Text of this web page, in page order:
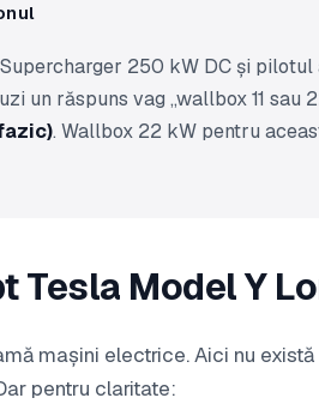
250 kW DC și
un răspuns vag „wallbox 11 sau
. Wallbox 22 kW pentru
Tesla Model Y
mașini electrice. Aici nu
pentru claritate: